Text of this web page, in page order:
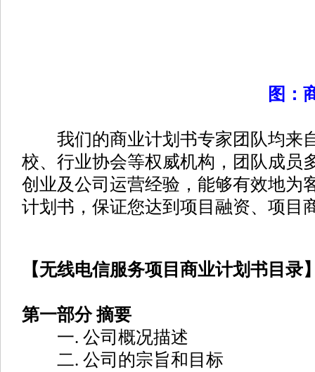
图：
我们的商业计划书专家团队均来
校、行业协会等权威机构，团队成员
创业及公司运营经验，能够有效地为
计划书，保证您达到项目融资、项目
【无线电信服务项目商业计划书目录
第一部分 摘要
一. 公司概况描述
二. 公司的宗旨和目标